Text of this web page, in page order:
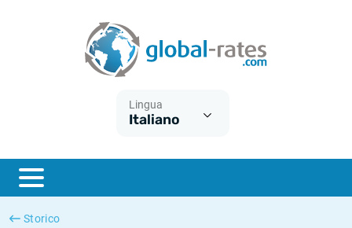
Lingua
Italiano
Storico
ESTER
SONIA
Cos'è l'inflazione CPI?
Cos'è l'inflazione HICP?
Inflazione Italia
Inflazione Stati Uniti
Tassi storici Euribor
Tassi storici di SONIA
Tassi storici di TONAR
Calcolatore dell’inflazione